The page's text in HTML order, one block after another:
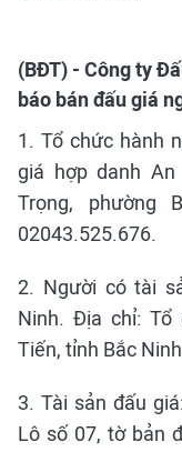
(BĐT) - Công ty
báo bán đấu giá
1. Tổ chức hành
giá hợp danh
Trọng, phường
02043.525.676.
2. Người có tài
Ninh. Địa chỉ: Tổ
Tiến, tỉnh Bắc
3. Tài sản đấu
Lô số 07, tờ bản